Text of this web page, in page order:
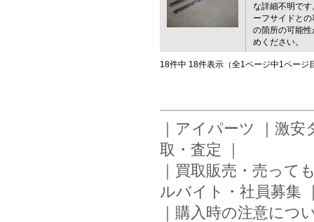
な詳細不明で
ーフサイドと
の箇所の可能
めください。
18件中 18件表示（全1ページ中1ページ
｜ アイパーツ ｜ 激安
取・査定 ｜
｜ 買取販売・売って
ルバイト・社員募集
｜ 購入時の注意につ